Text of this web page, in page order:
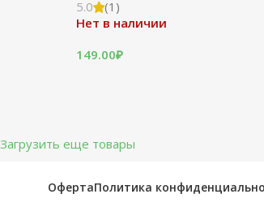
5.0
(1)
Нет в наличии
149.00₽
Загрузить еще товары
ОфертаПолитика